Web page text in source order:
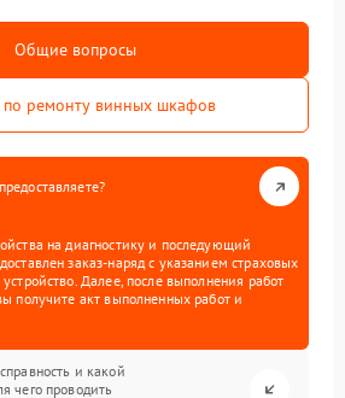
Общие вопросы
по ремонту винных шкафов
на диагностику и последующий
заказ-наряд с указанием страховых
Далее, после выполнения работ
получите акт выполненных работ и
и какой
чего проводить